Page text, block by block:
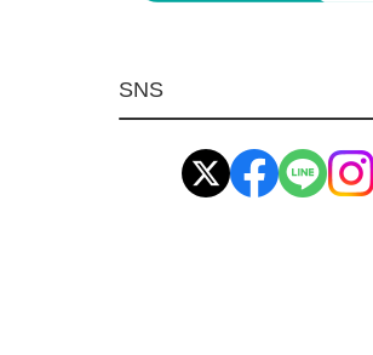
環境安全用品
工業資材(栃木屋)
SNS